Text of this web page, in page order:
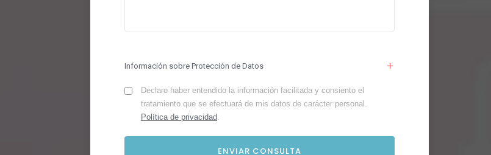
Información sobre Protección de Datos
Declaro haber entendido la información facilitada y consiento el
tratamiento que se efectuará de mis datos de carácter personal.
Política de privacidad.